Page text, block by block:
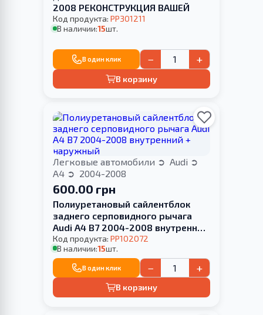
2008 РЕКОНСТРУКЦИЯ ВАШЕЙ
Код продукта: PP301211
В наличии:15шт.
В один клик − +
В корзину
Легковые автомобили
Audi
A4
2004-2008
600.00 грн
Полиуретановый сайлентблок
заднего серповидного рычага
Audi A4 B7 2004-2008 внутренний
+ наружный
Код продукта: PP102072
В наличии:15шт.
В один клик − +
В корзину